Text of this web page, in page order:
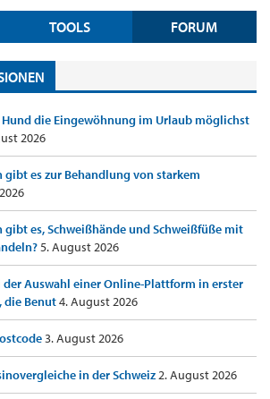
TOOLS FORUM
die Eingewöhnung im Urlaub möglichst
2026
es zur Behandlung von starkem
es, Schweißhände und Schweißfüße mit
5. August 2026
Auswahl einer Online-Plattform in erster
die Benut4. August 2026
3. August 2026
in der Schweiz2. August 2026